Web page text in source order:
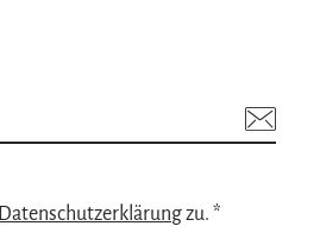
Datenschutzerklärungzu. *